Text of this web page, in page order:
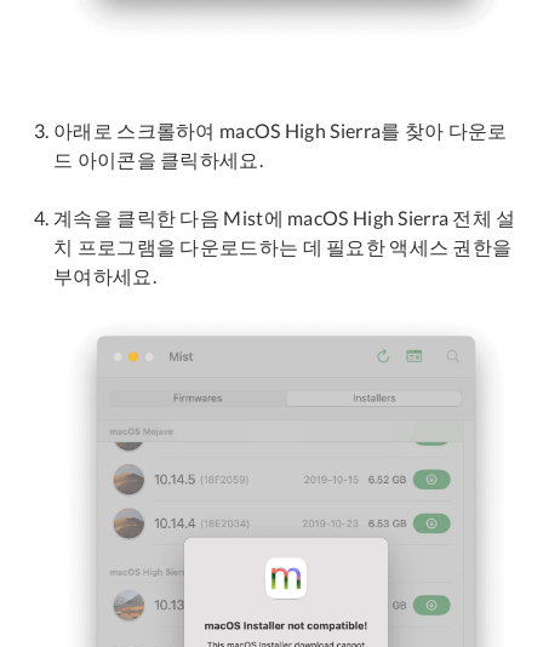
아래로 스크롤하여 macOS High Sierra를 찾아 다운로
드 아이콘을 클릭하세요.
계속을 클릭한 다음 Mist에 macOS High Sierra 전체 설
치 프로그램을 다운로드하는 데 필요한 액세스 권한을
부여하세요.